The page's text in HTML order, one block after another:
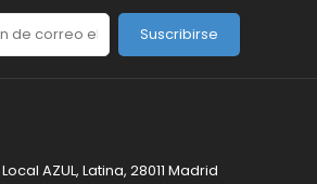
Suscribirse
AZUL, Latina, 28011 Madrid